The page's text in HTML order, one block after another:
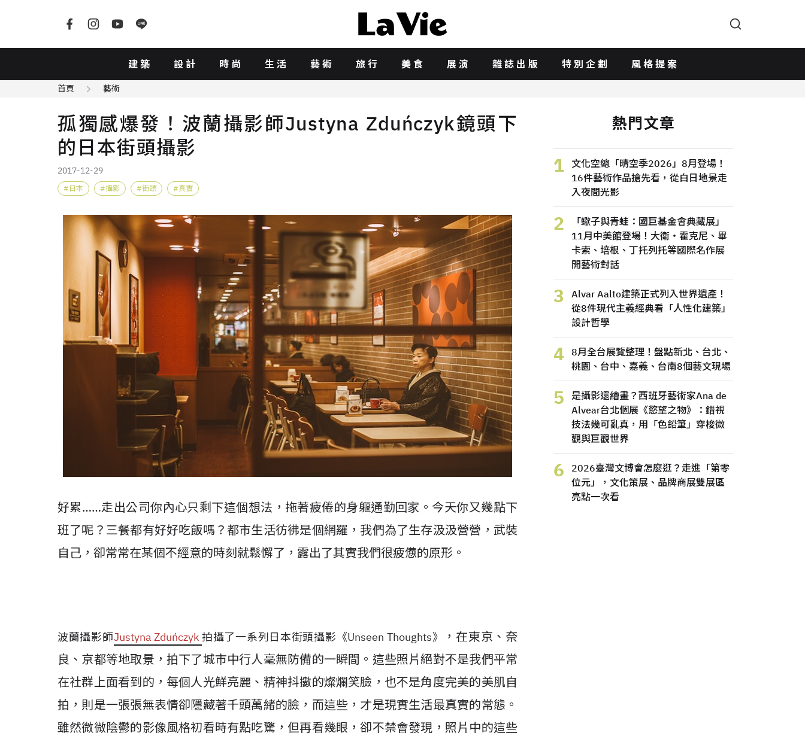
建築 設計 時尚 生活 藝術 旅行 美食 展演 雜誌出版 特別企劃 風格提案
首頁 藝術
孤獨感爆發！波蘭攝影師Justyna Zduńczyk鏡頭下
的日本街頭攝影
2017-12-29
日本 攝影 街頭 真實
好累……走出公司你內心只剩下這個想法，拖著疲倦的身軀通勤回家。今天你又幾點下
班了呢？三餐都有好好吃飯嗎？都市生活彷彿是個網羅，我們為了生存汲汲營營，武裝
自己，卻常常在某個不經意的時刻就鬆懈了，露出了其實我們很疲憊的原形。
波蘭攝影師Justyna Zduńczyk拍攝了一系列日本街頭攝影《Unseen Thoughts》
，在東京、奈
良、京都等地取景，拍下了城市中行人毫無防備的一瞬間。這些照片絕對不是我們平常
在社群上面看到的，每個人光鮮亮麗、精神抖擻的燦爛笑臉，也不是角度完美的美肌自
拍，則是一張張無表情卻隱藏著千頭萬緒的臉，而這些，才是現實生活最真實的常態。
雖然微微陰鬱的影像風格初看時有點吃驚，但再看幾眼，卻不禁會發現，照片中的這些
熱門文章
1
文化空總「晴空季2026」8月登場！
16件藝術作品搶先看，從白日地景走
入夜間光影
2
「蠍子與青蛙：國巨基金會典藏展」
11月中美館登場！大衛・霍克尼、畢
卡索、培根、丁托列托等國際名作展
開藝術對話
3
Alvar Aalto建築正式列入世界遺產！
從8件現代主義經典看「人性化建築」
設計哲學
4
8月全台展覽整理！盤點新北、台北、
桃園、台中、嘉義、台南8個藝文現場
5
是攝影還繪畫？西班牙藝術家Ana de
Alvear台北個展《慾望之物》：錯視
技法幾可亂真，用「色鉛筆」穿梭微
觀與巨觀世界
6
2026臺灣文博會怎麼逛？走進「第零
位元」，文化策展、品牌商展雙展區
亮點一次看